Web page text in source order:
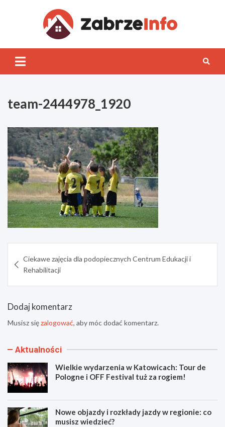
INFO
team-2444978_1920
wpisu
Ciekawe zajęcia dla podopiecznych Centrum Edukacji i
Rehabilitacji
Dodaj komentarz
Musisz sięzalogować, aby móc dodać komentarz.
Aktualności
Wielkie wydarzenia w Katowicach: Tour de
Pologne i OFF Festival tuż za rogiem!
Nowe objazdy i rozkłady jazdy w regionie: co
musisz wiedzieć?